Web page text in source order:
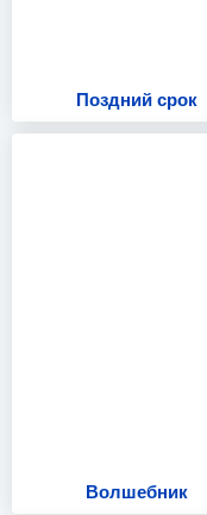
Поздний срок
Волшебник